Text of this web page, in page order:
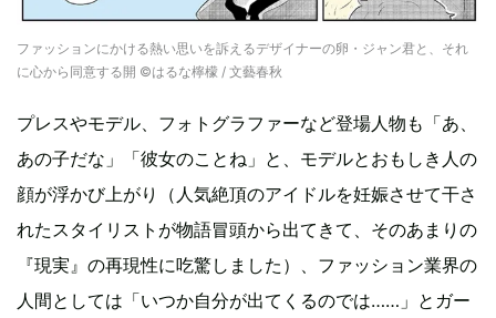
ファッションにかける熱い思いを訴えるデザイナーの卵・ジャン君と、それ
に心から同意する開 ©︎はるな檸檬 / 文藝春秋
プレスやモデル、フォトグラファーなど登場人物も「あ、
あの子だな」「彼女のことね」と、モデルとおもしき人の
顔が浮かび上がり（人気絶頂のアイドルを妊娠させて干さ
れたスタイリストが物語冒頭から出てきて、そのあまりの
『現実』の再現性に吃驚しました）、ファッション業界の
人間としては「いつか自分が出てくるのでは……」とガー